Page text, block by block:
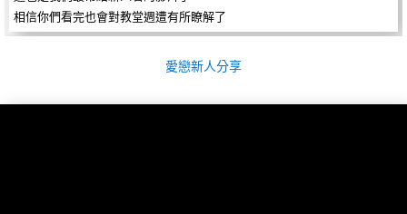
相信你們看完也會對教堂週遭有所瞭解了
愛戀新人分享